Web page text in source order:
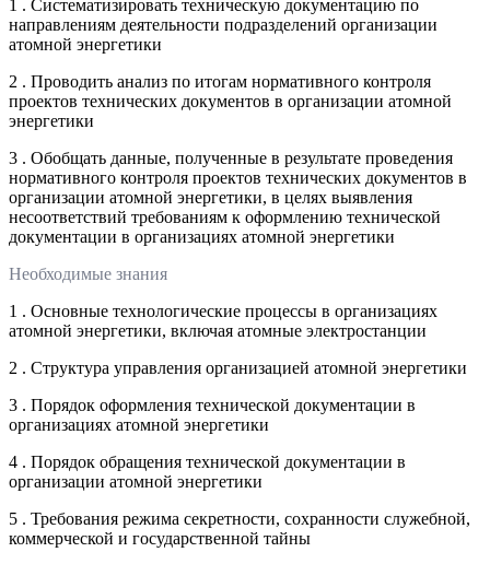
1 . Систематизировать техническую документацию по
направлениям деятельности подразделений организации
атомной энергетики
2 . Проводить анализ по итогам нормативного контроля
проектов технических документов в организации атомной
энергетики
3 . Обобщать данные, полученные в результате проведения
нормативного контроля проектов технических документов в
организации атомной энергетики, в целях выявления
несоответствий требованиям к оформлению технической
документации в организациях атомной энергетики
Необходимые знания
1 . Основные технологические процессы в организациях
атомной энергетики, включая атомные электростанции
2 . Структура управления организацией атомной энергетики
3 . Порядок оформления технической документации в
организациях атомной энергетики
4 . Порядок обращения технической документации в
организации атомной энергетики
5 . Требования режима секретности, сохранности служебной,
коммерческой и государственной тайны